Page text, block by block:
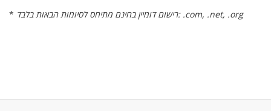
* רישום דומיין בחינם מתיחס לסיומות הבאות בלבד: .com, .net, .org